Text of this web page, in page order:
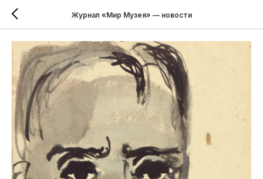
Журнал «Мир Музея» — новости